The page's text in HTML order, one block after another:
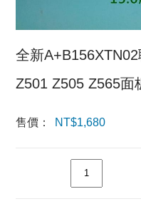
全新
Z501 Z505 Z565面
售價： NT$1,680